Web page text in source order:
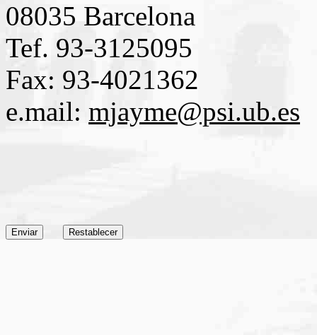
08035 Barcelona
Tef. 93-3125095
Fax: 93-4021362
e.mail: mjayme@psi.ub.es